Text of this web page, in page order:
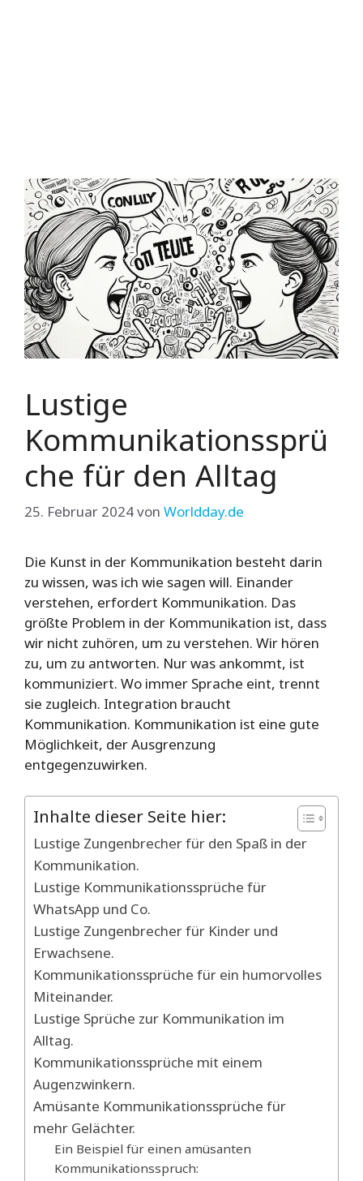
Lustige
Kommunikationssprü
che für den Alltag
25. Februar 2024von Worldday.de
Die Kunst in der Kommunikation besteht darin
zu wissen, was ich wie sagen will. Einander
verstehen, erfordert Kommunikation. Das
größte Problem in der Kommunikation ist, dass
wir nicht zuhören, um zu verstehen. Wir hören
zu, um zu antworten. Nur was ankommt, ist
kommuniziert. Wo immer Sprache eint, trennt
sie zugleich. Integration braucht
Kommunikation. Kommunikation ist eine gute
Möglichkeit, der Ausgrenzung
entgegenzuwirken.
Inhalte dieser Seite hier:
Lustige Zungenbrecher für den Spaß in der
Kommunikation.
Lustige Kommunikationssprüche für
WhatsApp und Co.
Lustige Zungenbrecher für Kinder und
Erwachsene.
Kommunikationssprüche für ein humorvolles
Miteinander.
Lustige Sprüche zur Kommunikation im
Alltag.
Kommunikationssprüche mit einem
Augenzwinkern.
Amüsante Kommunikationssprüche für
mehr Gelächter.
Ein Beispiel für einen amüsanten
Kommunikationsspruch: